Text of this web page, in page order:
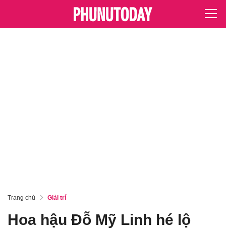
Trang chủ Giải trí
Hoa hậu Đỗ Mỹ Linh hé lộ